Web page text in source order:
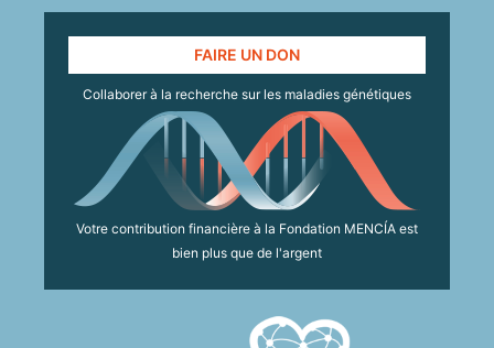
FAIRE UN DON
Collaborer à la recherche sur les maladies génétiques
Votre contribution financière à la Fondation MENCÍA est
bien plus que de l'argent